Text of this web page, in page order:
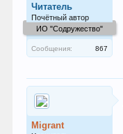
Читатель
Почётный автор
ИО "Содружество"
Сообщения: 867
Migrant